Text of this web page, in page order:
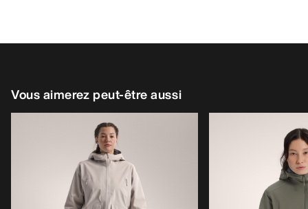
Vous aimerez peut-être aussi